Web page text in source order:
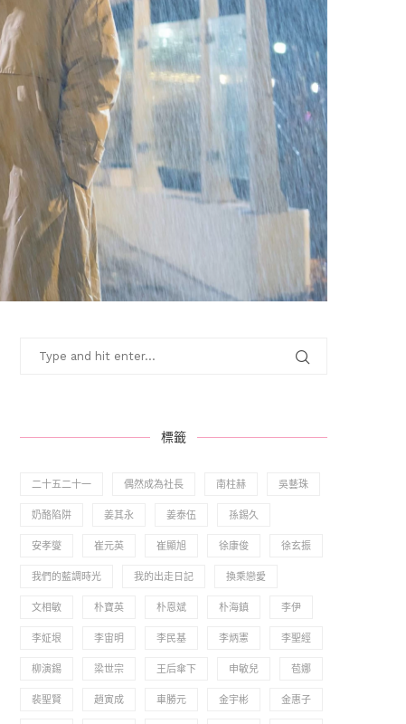
標籤
二十五二十一 偶然成為社長 南柱赫 吳藝珠
奶酪陷阱 姜其永 姜泰伍 孫錫久
安孝燮 崔元英 崔顯旭 徐康俊 徐玄振
我們的藍調時光 我的出走日記 換乘戀愛
文相敏 朴寶英 朴恩斌 朴海鎮 李伊
李姃垠 李宙明 李民基 李炳憲 李聖經
柳演錫 梁世宗 王后傘下 申敏兒 苞娜
裴聖賢 趙寅成 車勝元 金宇彬 金惠子